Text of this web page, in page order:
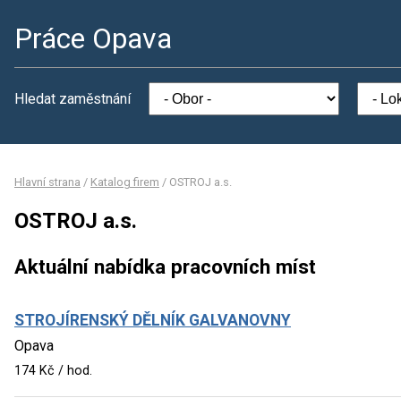
Práce Opava
Hledat zaměstnání
Hlavní strana / Katalog firem / OSTROJ a.s.
OSTROJ a.s.
Aktuální nabídka pracovních míst
STROJÍRENSKÝ DĚLNÍK GALVANOVNY
Opava
174 Kč / hod.